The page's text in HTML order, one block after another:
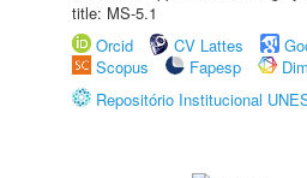
title: MS-5.1
Orcid
CV Lattes
Scopus
Fapesp
Repositório Institucional